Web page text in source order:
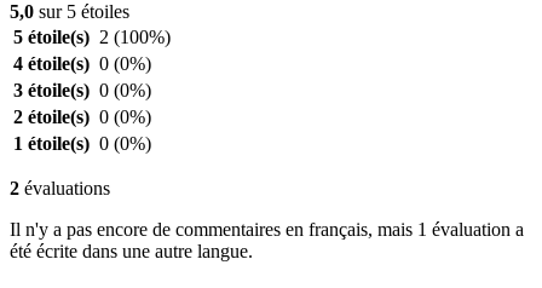
5,0 sur 5 étoiles
5 étoile(s) 2 (100%)
4 étoile(s) 0 (0%)
3 étoile(s) 0 (0%)
2 étoile(s) 0 (0%)
1 étoile(s) 0 (0%)
2 évaluations
Il n'y a pas encore de commentaires en français, mais 1 évaluation a
été écrite dans une autre langue.